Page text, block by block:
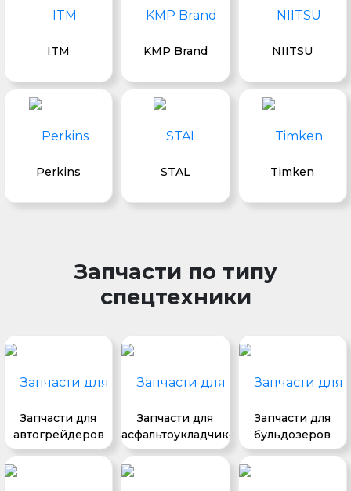
ITM KMP Brand NIITSU
Perkins STAL Timken
Запчасти по типу
спецтехники
Запчасти для
автогрейдеров
Запчасти для
асфальтоукладчиков
Запчасти для
бульдозеров